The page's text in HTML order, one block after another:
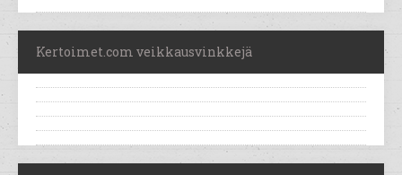
Kertoimet.com veikkausvinkkejä